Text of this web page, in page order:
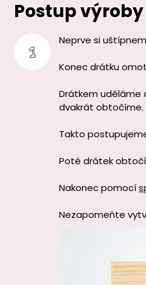
Postup výroby
Neprve si
Konec drátku
Drátkem uděláme
dvakrát obtočíme.
Takto
Poté drátek
Nakonec pomocí
Nezapomeňte